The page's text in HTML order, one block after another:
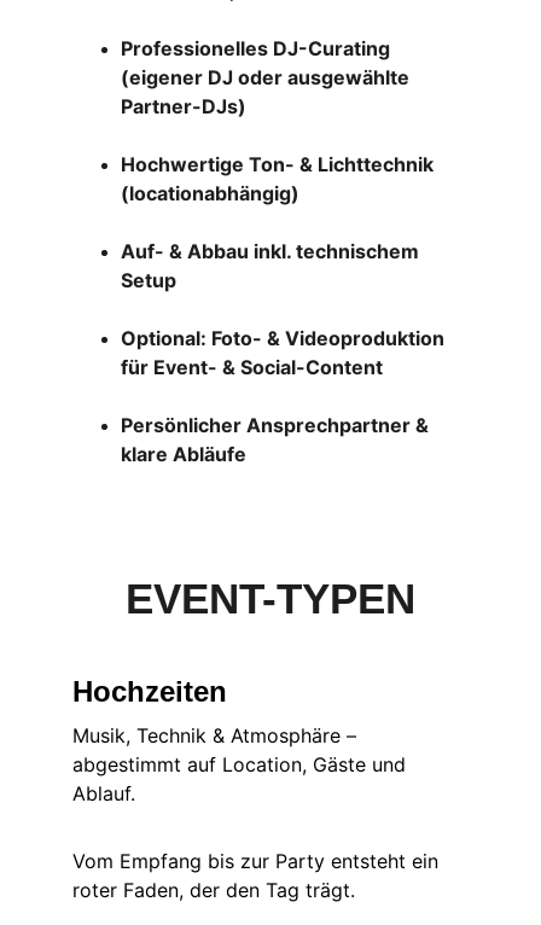
Professionelles DJ-Curating
(eigener DJ oder ausgewählte
Partner-DJs)
Hochwertige Ton- & Lichttechnik
(locationabhängig)
Auf- & Abbau inkl. technischem
Setup
Optional: Foto- & Videoproduktion
für Event- & Social-Content
Persönlicher Ansprechpartner &
klare Abläufe
EVENT-TYPEN
Hochzeiten
Musik, Technik & Atmosphäre –
abgestimmt auf Location, Gäste und
Ablauf.
Vom Empfang bis zur Party entsteht ein
roter Faden, der den Tag trägt.